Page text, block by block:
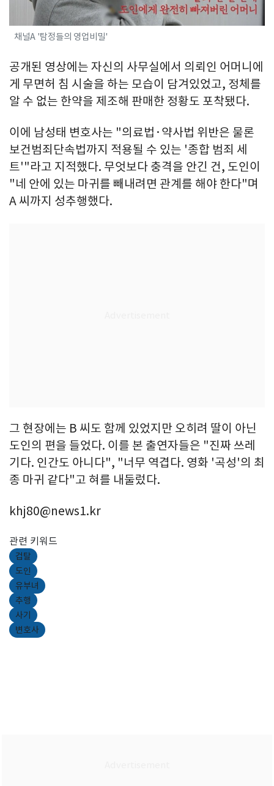
채널A '탐정들의 영업비밀'
공개된 영상에는 자신의 사무실에서 의뢰인 어머니에
게 무면허 침 시술을 하는 모습이 담겨있었고, 정체를
알 수 없는 한약을 제조해 판매한 정황도 포착됐다.
이에 남성태 변호사는 "의료법·약사법 위반은 물론
보건범죄단속법까지 적용될 수 있는 '종합 범죄 세
트'"라고 지적했다. 무엇보다 충격을 안긴 건, 도인이
"네 안에 있는 마귀를 빼내려면 관계를 해야 한다"며
A 씨까지 성추행했다.
그 현장에는 B 씨도 함께 있었지만 오히려 딸이 아닌
도인의 편을 들었다. 이를 본 출연자들은 "진짜 쓰레
기다. 인간도 아니다", "너무 역겹다. 영화 '곡성'의 최
종 마귀 같다"고 혀를 내둘렀다.
khj80@news1.kr
관련 키워드
겁탈
도인
유부녀
추행
사기
변호사